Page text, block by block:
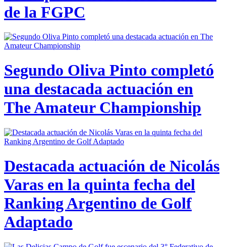
de la FGPC
Segundo Oliva Pinto completó
una destacada actuación en
The Amateur Championship
Destacada actuación de Nicolás
Varas en la quinta fecha del
Ranking Argentino de Golf
Adaptado